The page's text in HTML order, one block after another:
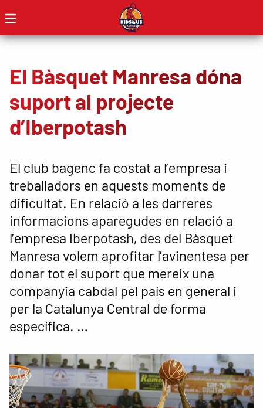
El Bàsquet Manresa dóna
suport al projecte
d’Iberpotash
El club bagenc fa costat a l’empresa i
treballadors en aquests moments de
dificultat. En relació a les darreres
informacions aparegudes en relació a
l’empresa Iberpotash, des del Bàsquet
Manresa volem aprofitar l’avinentesa per
donar tot el suport que mereix una
companyia cabdal pel país en general i
per la Catalunya Central de forma
específica. …